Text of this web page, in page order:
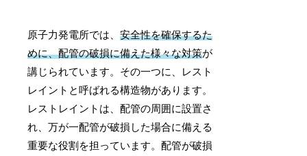
原子力発電所では、安全性を確保するた
めに、配管の破損に備えた様々な対策が
講じられています。その一つに、レスト
レイントと呼ばれる構造物があります。
レストレイントは、配管の周囲に設置さ
れ、万が一配管が破損した場合に備える
重要な役割を担っています。配管が破損